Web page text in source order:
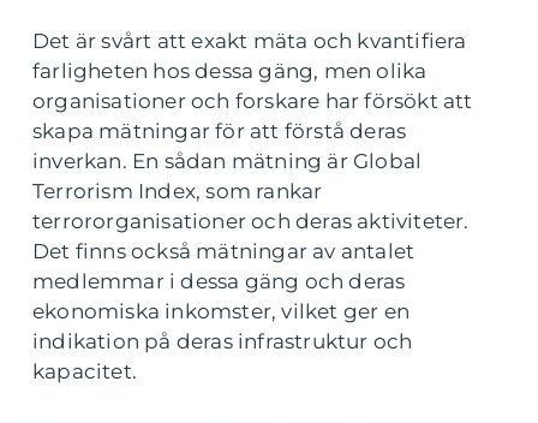
Det är svårt att exakt mäta och kvantifiera
farligheten hos dessa gäng, men olika
organisationer och forskare har försökt att
skapa mätningar för att förstå deras
inverkan. En sådan mätning är Global
Terrorism Index, som rankar
terrororganisationer och deras aktiviteter.
Det finns också mätningar av antalet
medlemmar i dessa gäng och deras
ekonomiska inkomster, vilket ger en
indikation på deras infrastruktur och
kapacitet.